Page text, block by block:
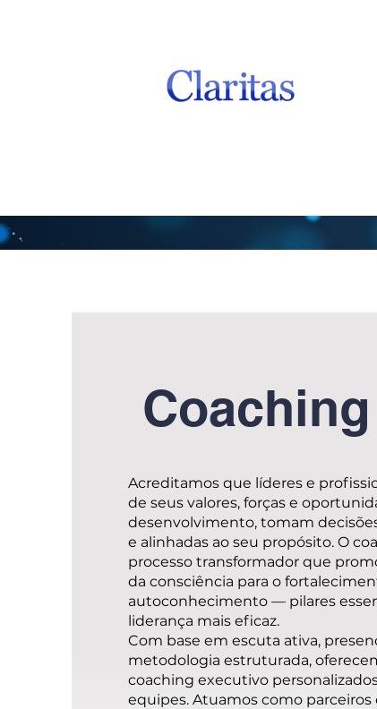
Coaching
Acreditamos que líderes e
de seus valores, forças e
desenvolvimento, tomam
e alinhadas ao seu propósito. O
processo transformador que
da consciência para o
autoconhecimento — pilares
liderança mais eficaz.
Com base em escuta ativa,
metodologia estruturada,
coaching executivo
equipes. Atuamos como parceiros